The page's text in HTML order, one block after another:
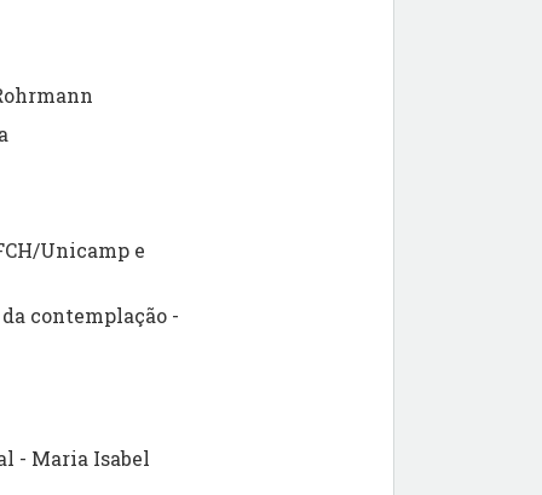
Unicamp e
contemplação -
- Maria Isabel